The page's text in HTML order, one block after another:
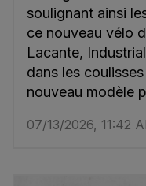
soulignant ainsi
ce nouveau vélo
Lacante,
dans les
nouveau modèle
07/13/2026, 11:42